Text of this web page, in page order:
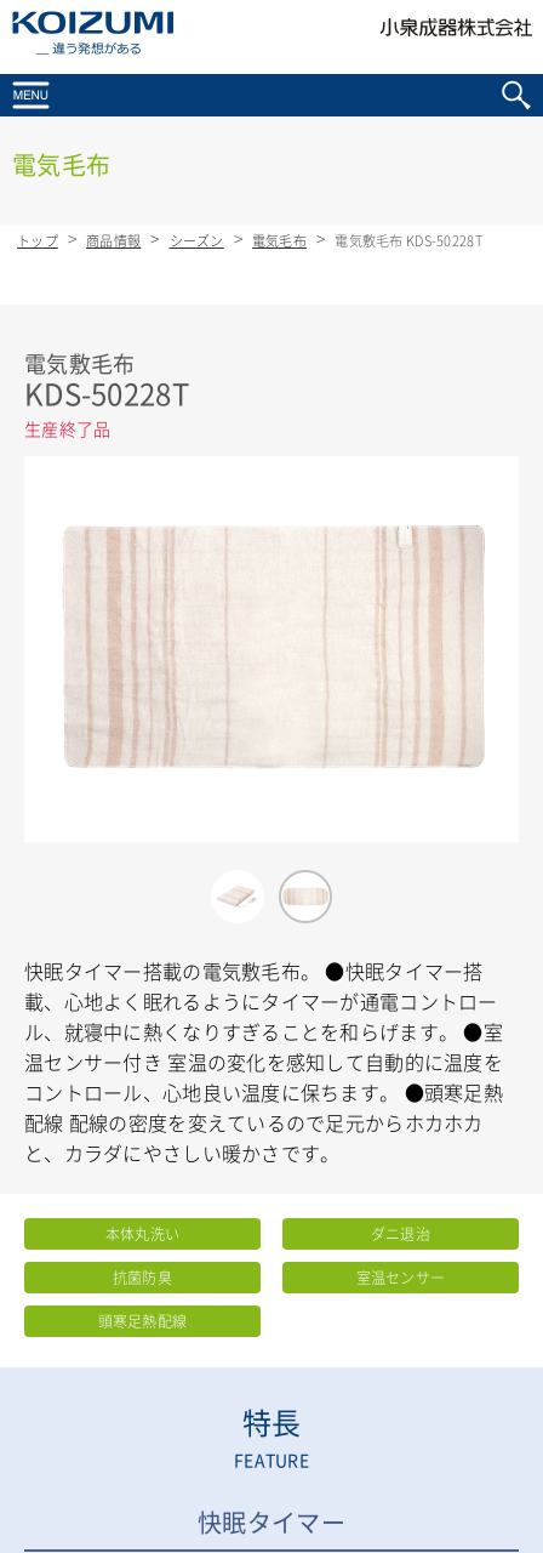
電気毛布
トップ 商品情報 シーズン 電気毛布 電気敷毛布 KDS-50228T
電気敷毛布
KDS-50228T
生産終了品
快眠タイマー搭載の電気敷毛布。
●快眠タイマー搭
載、心地よく眠れるようにタイマーが通電コントロー
ル、就寝中に熱くなりすぎることを和らげます。
●室
温センサー付き 室温の変化を感知して自動的に温度を
コントロール、心地良い温度に保ちます。
●頭寒足熱
配線 配線の密度を変えているので足元からホカホカ
と、カラダにやさしい暖かさです。
本体丸洗い ダニ退治
抗菌防臭 室温センサー
頭寒足熱配線
特長
FEATURE
快眠タイマー